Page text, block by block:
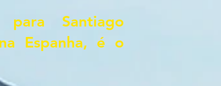
Santiago
Espanha, é o